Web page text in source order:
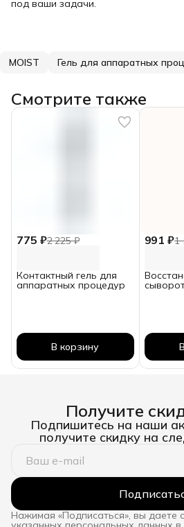
под ваши задачи.
MOIST Гель для аппаратных
Смотрите также
775 ₽2 225 ₽
Контактный гель для
аппаратных процедур
В корзину
991 ₽1
Получите
Подпишитесь на наши
получите скидку на
Нажимая «Подписаться», вы даете